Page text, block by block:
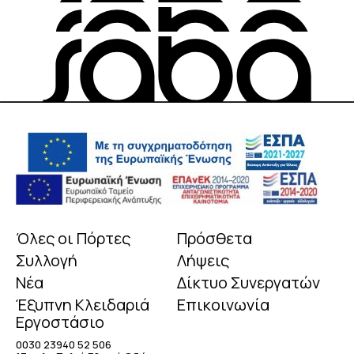
Όλες οι Πόρτες
Συλλογή
Νέα
Έξυπνη Κλειδαριά
Πρόσθετα
Λήψεις
Δίκτυο Συνεργατών
Επικοινωνία
Εργοστάσιο
0030 23940 52 506